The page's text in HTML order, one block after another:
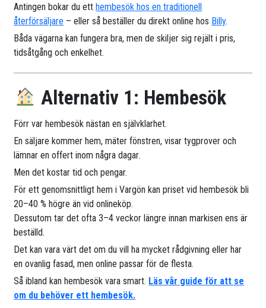
Antingen bokar du etthembesök hos en traditionell
återförsäljare – eller så beställer du direkt online hos Billy.
Båda vägarna kan fungera bra, men de skiljer sig rejält i pris,
tidsåtgång och enkelhet.
Alternativ 1: Hembesök
Förr var hembesök nästan en självklarhet.
En säljare kommer hem, mäter fönstren, visar tygprover och
lämnar en offert inom några dagar.
Men det kostar tid och pengar.
För ett genomsnittligt hem i Vargön kan priset vid hembesök bli
20–40 % högre än vid onlineköp.
Dessutom tar det ofta 3–4 veckor längre innan markisen ens är
beställd.
Det kan vara värt det om du vill ha mycket rådgivning eller har
en ovanlig fasad, men online passar för de flesta.
Så ibland kan hembesök vara smart. Läs vår guide för att se
om du behöver ett hembesök.